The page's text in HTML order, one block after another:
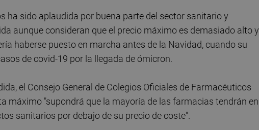
ha sido aplaudida por buena parte del sector sanitario y
aunque consideran que el precio máximo es demasiado alto y
haberse puesto en marcha antes de la Navidad, cuando su
de covid-19 por la llegada de ómicron.
el Consejo General de Colegios Oficiales de Farmacéuticos
máximo "supondrá que la mayoría de las farmacias tendrán en
sanitarios por debajo de su precio de coste".